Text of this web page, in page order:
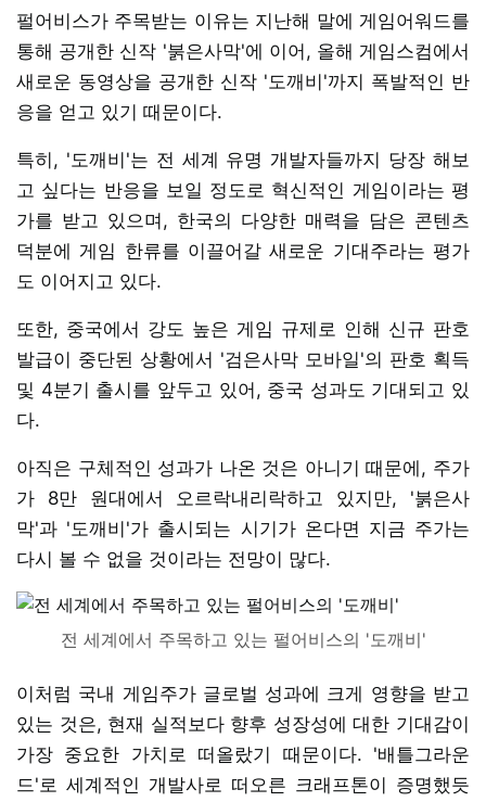
펄어비스가 주목받는 이유는 지난해 말에 게임어워드를
통해 공개한 신작 '붉은사막'에 이어, 올해 게임스컴에서
새로운 동영상을 공개한 신작 '도깨비'까지 폭발적인 반
응을 얻고 있기 때문이다.
특히, '도깨비'는 전 세계 유명 개발자들까지 당장 해보
고 싶다는 반응을 보일 정도로 혁신적인 게임이라는 평
가를 받고 있으며, 한국의 다양한 매력을 담은 콘텐츠
덕분에 게임 한류를 이끌어갈 새로운 기대주라는 평가
도 이어지고 있다.
또한, 중국에서 강도 높은 게임 규제로 인해 신규 판호
발급이 중단된 상황에서 '검은사막 모바일'의 판호 획득
및 4분기 출시를 앞두고 있어, 중국 성과도 기대되고 있
다.
아직은 구체적인 성과가 나온 것은 아니기 때문에, 주가
가 8만 원대에서 오르락내리락하고 있지만, '붉은사
막'과 '도깨비'가 출시되는 시기가 온다면 지금 주가는
다시 볼 수 없을 것이라는 전망이 많다.
전 세계에서 주목하고 있는 펄어비스의 '도깨비'
이처럼 국내 게임주가 글로벌 성과에 크게 영향을 받고
있는 것은, 현재 실적보다 향후 성장성에 대한 기대감이
가장 중요한 가치로 떠올랐기 때문이다. '배틀그라운
드'로 세계적인 개발사로 떠오른 크래프톤이 증명했듯